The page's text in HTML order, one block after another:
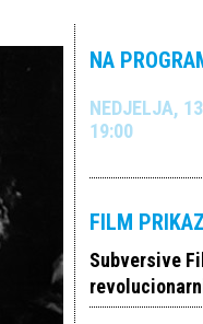
NA
NEDJELJA,
19:00
FILM
Subversive